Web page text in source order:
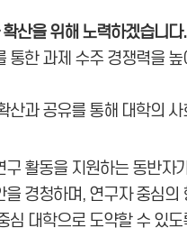
산을 위해 노력하겠습니다.
통한 과제 수주 경쟁력을
산과 공유를 통해 대학의
활동을 지원하는 동반자
경청하며, 연구자 중심의
심 대학으로 도약할 수 있